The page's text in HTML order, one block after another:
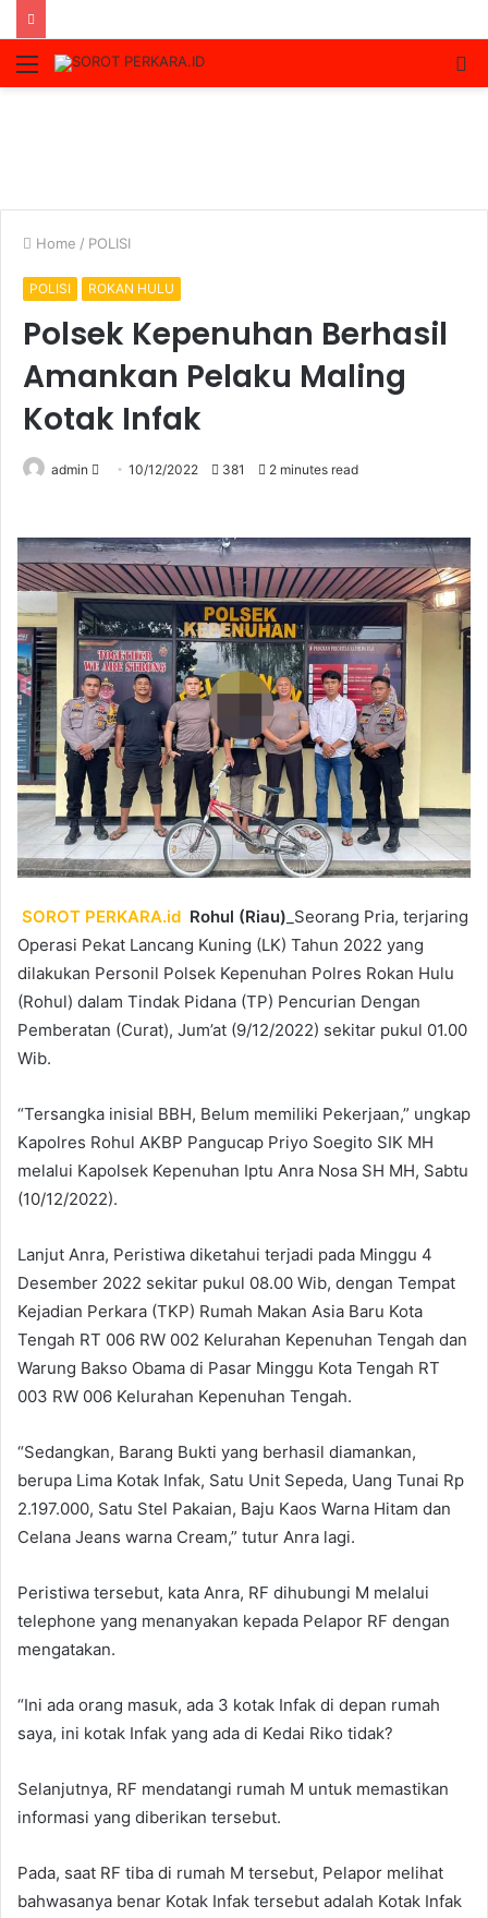
Menu
Home / POLISI
POLISI ROKAN HULU
Polsek Kepenuhan Berhasil
Amankan Pelaku Maling
Kotak Infak
admin
Send10/12/2022 381 2 minutes read
SOROT PERKARA.id Rohul (Riau) _Seorang Pria, terjaring
Operasi Pekat Lancang Kuning (LK) Tahun 2022 yang
dilakukan Personil Polsek Kepenuhan Polres Rokan Hulu
(Rohul) dalam Tindak Pidana (TP) Pencurian Dengan
Pemberatan (Curat), Jum’at (9/12/2022) sekitar pukul 01.00
Wib.
“Tersangka inisial BBH, Belum memiliki Pekerjaan,” ungkap
Kapolres Rohul AKBP Pangucap Priyo Soegito SIK MH
melalui Kapolsek Kepenuhan Iptu Anra Nosa SH MH, Sabtu
(10/12/2022).
Lanjut Anra, Peristiwa diketahui terjadi pada Minggu 4
Desember 2022 sekitar pukul 08.00 Wib, dengan Tempat
Kejadian Perkara (TKP) Rumah Makan Asia Baru Kota
Tengah RT 006 RW 002 Kelurahan Kepenuhan Tengah dan
Warung Bakso Obama di Pasar Minggu Kota Tengah RT
003 RW 006 Kelurahan Kepenuhan Tengah.
“Sedangkan, Barang Bukti yang berhasil diamankan,
berupa Lima Kotak Infak, Satu Unit Sepeda, Uang Tunai Rp
2.197.000, Satu Stel Pakaian, Baju Kaos Warna Hitam dan
Celana Jeans warna Cream,” tutur Anra lagi.
Peristiwa tersebut, kata Anra, RF dihubungi M melalui
telephone yang menanyakan kepada Pelapor RF dengan
mengatakan.
“Ini ada orang masuk, ada 3 kotak Infak di depan rumah
saya, ini kotak Infak yang ada di Kedai Riko tidak?
Selanjutnya, RF mendatangi rumah M untuk memastikan
informasi yang diberikan tersebut.
Pada, saat RF tiba di rumah M tersebut, Pelapor melihat
bahwasanya benar Kotak Infak tersebut adalah Kotak Infak